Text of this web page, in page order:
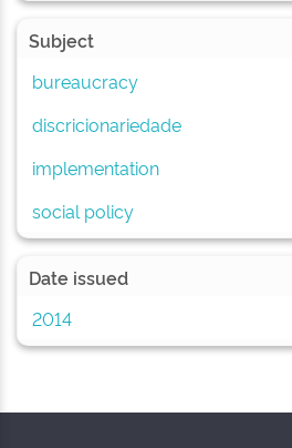
Subject
bureaucracy
discricionariedade
implementation
social policy
Date issued
2014